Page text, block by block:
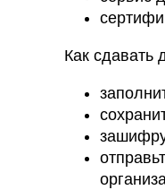
Как сдавать